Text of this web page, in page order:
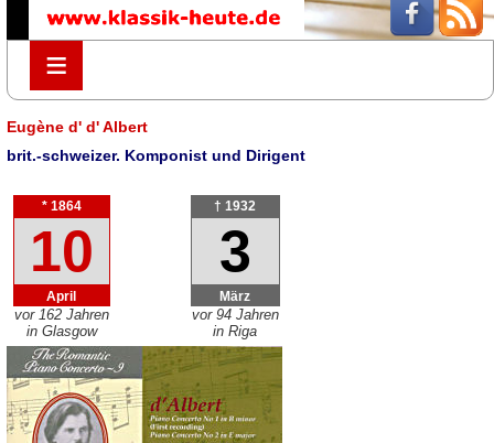
≡
≡
Eugène d' d' Albert
brit.-schweizer. Komponist und Dirigent
* 1864
10
April
vor 162 Jahren
in Glasgow
† 1932
3
März
vor 94 Jahren
in Riga